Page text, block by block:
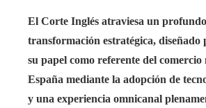
El Corte Inglés atraviesa un
transformación estratégica, diseñado
su papel como referente del comercio
España mediante la adopción de
y una experiencia omnicanal